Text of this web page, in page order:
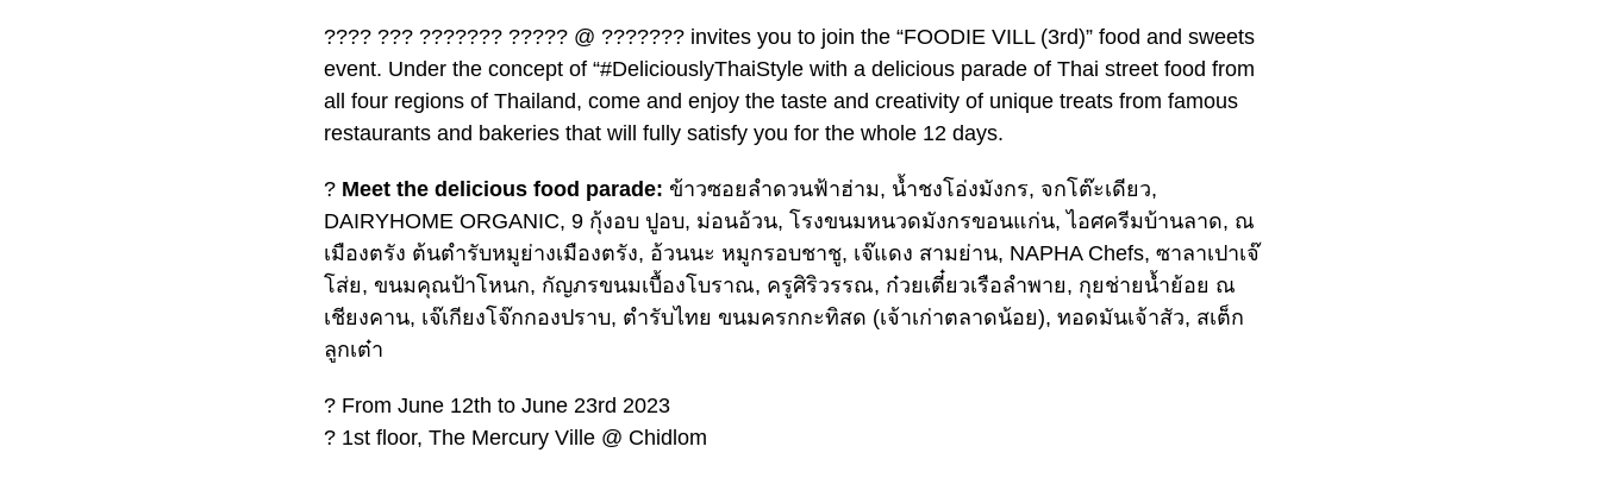
???? ??? ??????? ????? @ ??????? invites you to join the “FOODIE VILL (3rd)” food and sweets
event. Under the concept of “#DeliciouslyThaiStyle with a delicious parade of Thai street food from
all four regions of Thailand, come and enjoy the taste and creativity of unique treats from famous
restaurants and bakeries that will fully satisfy you for the whole 12 days.
? Meet the delicious food parade: ข้าวซอยลำดวนฟ้าฮ่าม, น้ำชงโอ่งมังกร, จกโต๊ะเดียว,
DAIRYHOME ORGANIC, 9 กุ้งอบ ปูอบ, ม่อนอ้วน, โรงขนมหนวดมังกรขอนแก่น, ไอศครีมบ้านลาด, ณ
เมืองตรัง ต้นตำรับหมูย่างเมืองตรัง, อ้วนนะ หมูกรอบชาชู, เจ๊แดง สามย่าน, NAPHA Chefs, ซาลาเปาเจ๊
โส่ย, ขนมคุณป้าโหนก, กัญภรขนมเบื้องโบราณ, ครูศิริวรรณ, ก๋วยเตี๋ยวเรือลำพาย, กุยช่ายน้ำย้อย ณ
เชียงคาน, เจ๊เกียงโจ๊กกองปราบ, ตำรับไทย ขนมครกกะทิสด (เจ้าเก่าตลาดน้อย), ทอดมันเจ้าสัว, สเต็ก
ลูกเต๋า
? From June 12th to June 23rd 2023
? 1st floor, The Mercury Ville @ Chidlom